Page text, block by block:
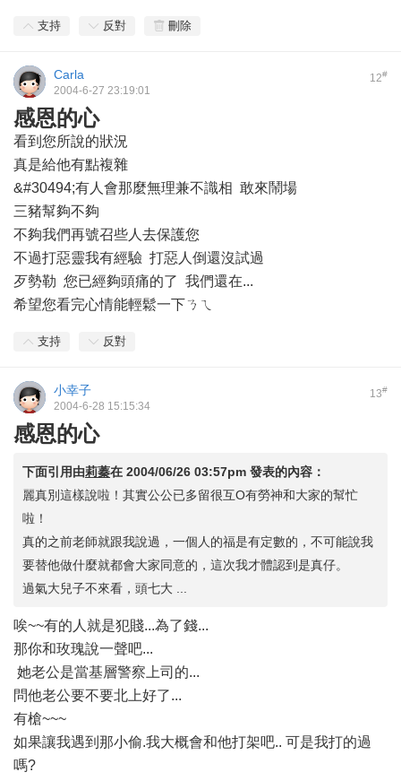
支持 反對 刪除
12#
Carla
2004-6-27 23:19:01
感恩的心
看到您所說的狀況
真是給他有點複雜
&#30494;有人會那麼無理兼不識相 敢來鬧場
三豬幫夠不夠
不夠我們再號召些人去保護您
不過打惡靈我有經驗 打惡人倒還沒試過
歹勢勒 您已經夠頭痛的了 我們還在...
希望您看完心情能輕鬆一下ㄋㄟ
支持 反對
13#
小幸子
2004-6-28 15:15:34
感恩的心
下面引用由莉蓁在 2004/06/26 03:57pm 發表的內容：
麗真別這樣說啦！其實公公已多留很互O有勞神和大家的幫忙
啦！
真的之前老師就跟我說過，一個人的福是有定數的，不可能說我
要替他做什麼就都會大家同意的，這次我才體認到是真仔。
過氣大兒子不來看，頭七大 ...
唉~~有的人就是犯賤...為了錢...
那你和玫瑰說一聲吧...
她老公是當基層警察上司的...
問他老公要不要北上好了...
有槍~~~
如果讓我遇到那小偷.我大概會和他打架吧.. 可是我打的過
嗎?